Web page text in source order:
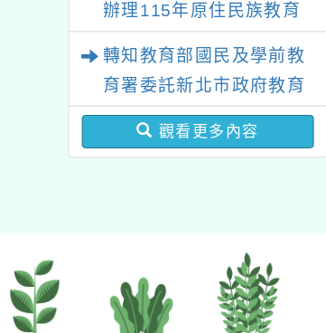
辦理115年原住民族教育
轉知教育部國民及學前教
育署委託新北市政府教育
局辦理「115年度教師專
業成長研習實施計畫－夢
觀看更多內容
修習原住民族
實體研習
明與教師增能計畫－
競技口語增能研習工作
坊」